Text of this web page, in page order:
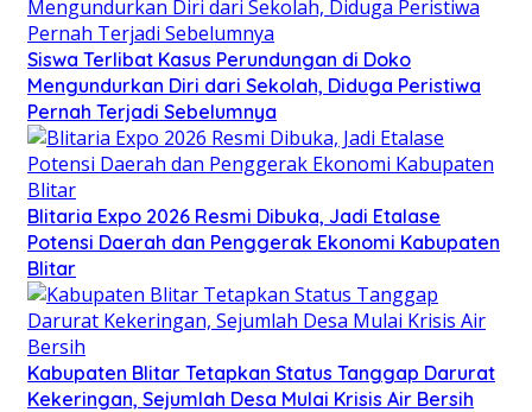
Siswa Terlibat Kasus Perundungan di Doko
Mengundurkan Diri dari Sekolah, Diduga Peristiwa
Pernah Terjadi Sebelumnya
Blitaria Expo 2026 Resmi Dibuka, Jadi Etalase
Potensi Daerah dan Penggerak Ekonomi Kabupaten
Blitar
Kabupaten Blitar Tetapkan Status Tanggap Darurat
Kekeringan, Sejumlah Desa Mulai Krisis Air Bersih